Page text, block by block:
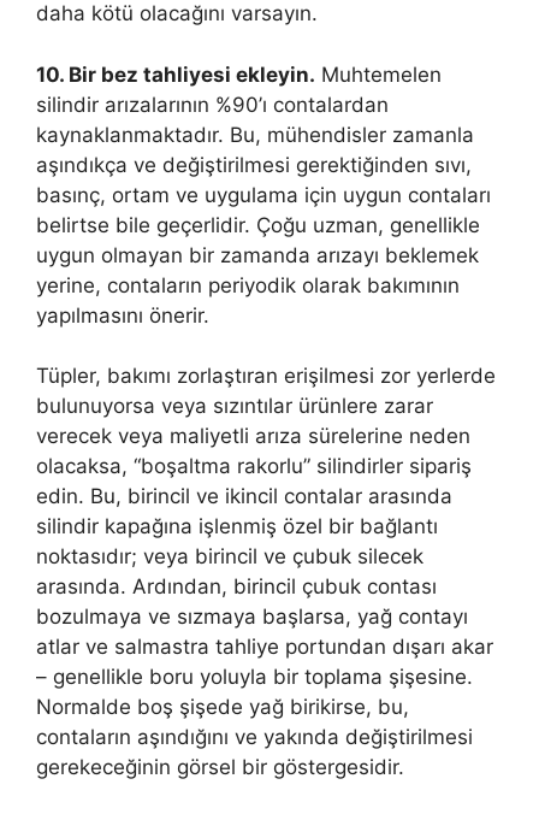
daha kötü olacağını varsayın.
10. Bir bez tahliyesi ekleyin. Muhtemelen
silindir arızalarının %90’ı contalardan
kaynaklanmaktadır. Bu, mühendisler zamanla
aşındıkça ve değiştirilmesi gerektiğinden sıvı,
basınç, ortam ve uygulama için uygun contaları
belirtse bile geçerlidir. Çoğu uzman, genellikle
uygun olmayan bir zamanda arızayı beklemek
yerine, contaların periyodik olarak bakımının
yapılmasını önerir.
Tüpler, bakımı zorlaştıran erişilmesi zor yerlerde
bulunuyorsa veya sızıntılar ürünlere zarar
verecek veya maliyetli arıza sürelerine neden
olacaksa, “boşaltma rakorlu” silindirler sipariş
edin. Bu, birincil ve ikincil contalar arasında
silindir kapağına işlenmiş özel bir bağlantı
noktasıdır; veya birincil ve çubuk silecek
arasında. Ardından, birincil çubuk contası
bozulmaya ve sızmaya başlarsa, yağ contayı
atlar ve salmastra tahliye portundan dışarı akar
– genellikle boru yoluyla bir toplama şişesine.
Normalde boş şişede yağ birikirse, bu,
contaların aşındığını ve yakında değiştirilmesi
gerekeceğinin görsel bir göstergesidir.